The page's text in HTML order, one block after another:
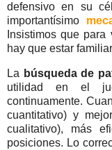
defensivo en su
importantísimo
Insistimos que
hay que estar
La búsqueda de
utilidad en el
continuamente.
cuantitativo) y
cualitativo), más
posiciones. Lo